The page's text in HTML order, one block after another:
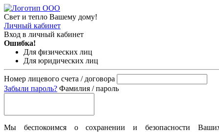
Свет и тепло Вашему дому!
Личный кабинет
Вход в личный кабинет
Ошибка!
Для физических лиц
Для юридических лиц
Номер лицевого счета / договора
Забыли пароль? Фамилия / пароль
Мы беспокоимся о сохранении и безопасности